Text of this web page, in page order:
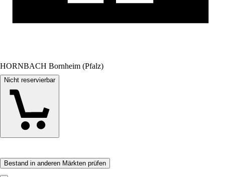
HORNBACH Bornheim (Pfalz)
Nicht reservierbar
Bestand in anderen Märkten prüfen